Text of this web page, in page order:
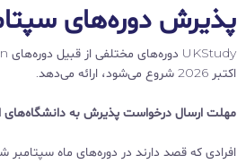
پذیرش دوره‌های سپتامبر 2026
اکتبر 2026 شروع می‌شود، ارائه می‌دهد.
مهلت ارسال درخواست پذیرش به دانشگاه‌های انگلستان
افرادی که قصد دارند در دوره‌های ماه